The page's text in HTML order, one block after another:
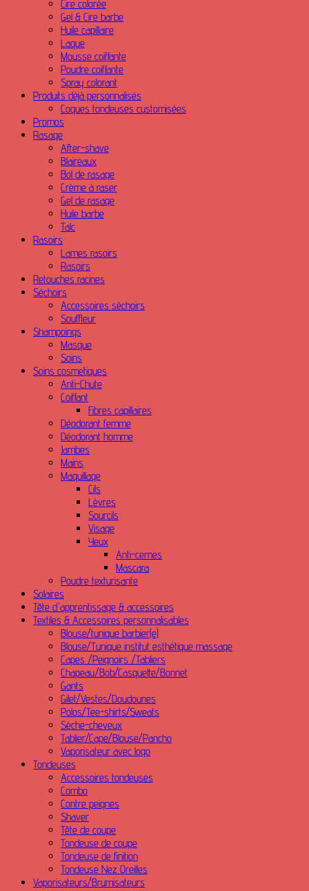
Cire colorée
Gel & Cire barbe
Huile capillaire
Laque
Mousse coiffante
Poudre coiffante
Spray colorant
Produits déjà personnalisés
Coques tondeuses customisées
Promos
Rasage
After-shave
Blaireaux
Bol de rasage
Crème à raser
Gel de rasage
Huile barbe
Talc
Rasoirs
Lames rasoirs
Rasoirs
Retouches racines
Séchoirs
Accessoires séchoirs
Souffleur
Shampoings
Masque
Soins
Soins cosmetiques
Anti-Chute
Coiffant
Fibres capillaires
Déodorant femme
Déodorant homme
Jambes
Mains
Maquillage
Cils
Lèvres
Sourcils
Visage
Yeux
Anti-cernes
Mascara
Poudre texturisante
Solaires
Tête d'apprentissage & accessoires
Textiles & Accessoires personnalisables
Blouse/tunique barbier(e)
Blouse/Tunique institut esthétique massage
Capes /Peignoirs /Tabliers
Chapeau/Bob/Casquette/Bonnet
Gants
Gilet/Vestes/Doudounes
Polos/Tee-shirts/Sweats
Sèche-cheveux
Tablier/Cape/Blouse/Pancho
Vaporisateur avec logo
Tondeuses
Accessoires tondeuses
Combo
Contre peignes
Shaver
Tête de coupe
Tondeuse de coupe
Tondeuse de finition
Tondeuse Nez Oreilles
Vaporisateurs/Brumisateurs